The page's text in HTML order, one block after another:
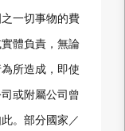
一切事物的費
體負責，無論
所造成，即使
或附屬公司曾
。部分國家／